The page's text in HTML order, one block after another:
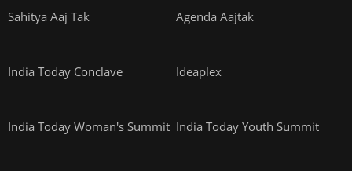
Sahitya Aaj Tak Agenda Aajtak
India Today Conclave Ideaplex
India Today Woman's Summit India Today Youth Summit